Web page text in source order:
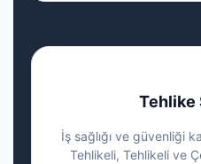
Tehlike
İş sağlığı ve güvenliği
Tehlikeli, Tehlikeli ve